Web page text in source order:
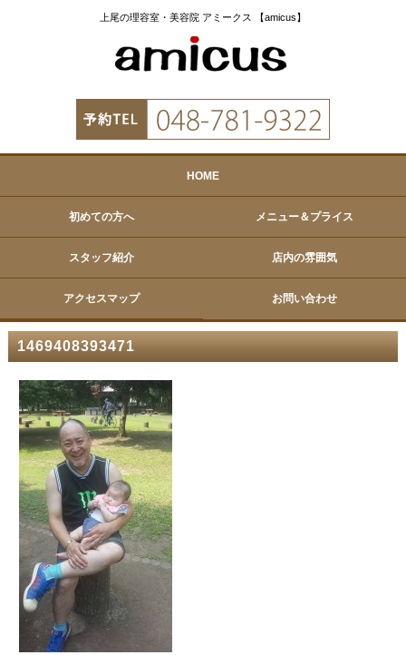
上尾の理容室・美容院 アミークス 【amicus】
HOME
初めての方へ メニュー＆プライス
スタッフ紹介 店内の雰囲気
アクセスマップ お問い合わせ
1469408393471